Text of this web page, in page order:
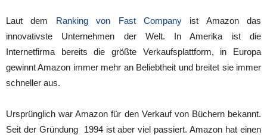
Laut dem Ranking von Fast Companyist Amazon das
innovativste Unternehmen der Welt. In Amerika ist die
Internetfirma bereits die größte Verkaufsplattform, in Europa
gewinnt Amazon immer mehr an Beliebtheit und breitet sie immer
schneller aus.
Ursprünglich war Amazon für den Verkauf von Büchern bekannt.
Seit der Gründung 1994 ist aber viel passiert. Amazon hat einen